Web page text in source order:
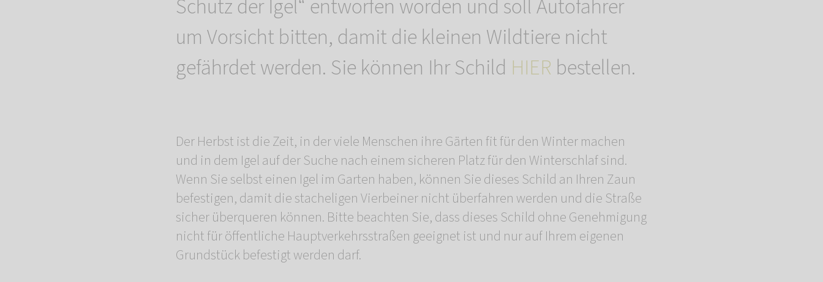
Schutz der Igel“ entworfen worden und soll Autofahrer
um Vorsicht bitten, damit die kleinen Wildtiere nicht
gefährdet werden. Sie können Ihr Schild HIER bestellen.
Der Herbst ist die Zeit, in der viele Menschen ihre Gärten fit für den Winter machen
und in dem Igel auf der Suche nach einem sicheren Platz für den Winterschlaf sind.
Wenn Sie selbst einen Igel im Garten haben, können Sie dieses Schild an Ihren Zaun
befestigen, damit die stacheligen Vierbeiner nicht überfahren werden und die Straße
sicher überqueren können. Bitte beachten Sie, dass dieses Schild ohne Genehmigung
nicht für öffentliche Hauptverkehrsstraßen geeignet ist und nur auf Ihrem eigenen
Grundstück befestigt werden darf.